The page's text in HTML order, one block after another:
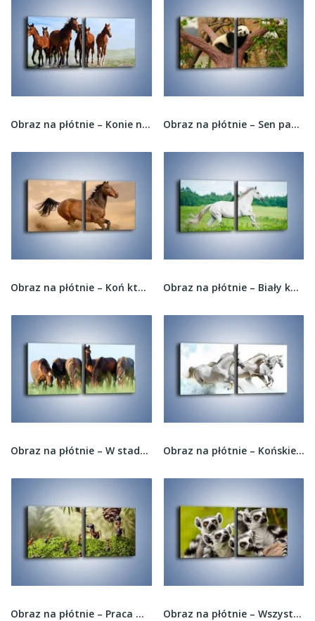
Obraz na płótnie – Konie na wybiegu –... Obraz na płótnie – Sen pandy na drzewie –...
Obraz na płótnie – Koń który nie chce się... Obraz na płótnie – Biały koń i leśna polana –...
Obraz na płótnie – W stadzie koni ktoś rządzi –... Obraz na płótnie – Końskie trio w zimowym...
Obraz na płótnie – Praca mrówek od rana do... Obraz na płótnie – Wszystko wiedzące lemury –...